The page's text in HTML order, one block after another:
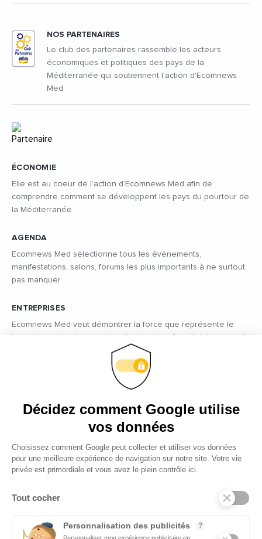
ÉCONOMIE
Elle est au coeur de l’action d’Ecomnews Med afin de
comprendre comment se développent les pays du pourtour de
la Méditerranée
AGENDA
Ecomnews Med sélectionne tous les évènements,
manifestations, salons, forums les plus importants à ne surtout
pas manquer
ENTREPRISES
Ecomnews Med veut démontrer la force que représente le
tissu des entreprises sur tous les bassins d’emploi des pays du
pourtour méditerranéen en réalisant des focus sur les plus
Retrouvez tous les reportages et interviews de terrain réalisés
par nos journalistes professionnels sur les acteurs les plus
dynamiques des pays du pourtour méditerranéen.
EMPLOI
Quels sont les décideurs qui font l’actualité économique et
NOS PARTENAIRES
Le club des partenaires rassemble les acteurs
économiques et politiques des pays de la
Méditerranée qui soutiennent l'action d'Ecomnews
Med
Décidez comment Google utilise
vos données
Choisissez comment Google peut collecter et utiliser vos données
pour une meilleure expérience de navigation sur notre site. Votre vie
privée est primordiale et vous avez le plein contrôle ici.
Tout cocher
Personnalisation des publicités ?
Personnaliser mon expérience publicitaire en